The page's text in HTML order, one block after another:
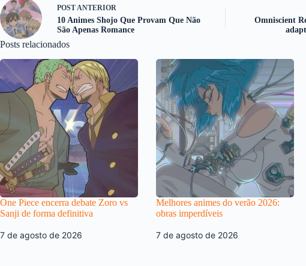
POST ANTERIOR
10 Animes Shojo Que Provam Que Não
São Apenas Romance
Omniscient
Posts relacionados
One Piece encerra debate Zoro vs
Sanji de forma definitiva
7 de agosto de 2026
Melhores animes do verão 2026:
obras imperdíveis
7 de agosto de 2026